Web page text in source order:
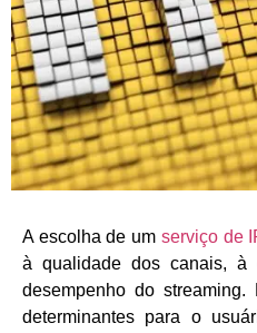
A escolha de um serviço de
à qualidade dos canais, à
desempenho do
determinantes para o